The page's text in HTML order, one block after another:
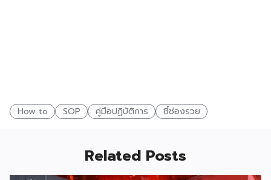
How to SOP คู่มือปฏิบัติการ ชี้ช่องรวย
Related Posts